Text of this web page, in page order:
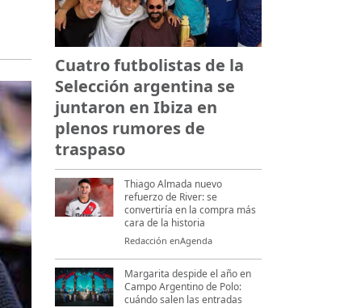
Cuatro futbolistas de la
Selección argentina se
juntaron en Ibiza en
plenos rumores de
traspaso
Thiago Almada nuevo
refuerzo de River: se
convertiría en la compra más
cara de la historia
Redacción enAgenda
Margarita despide el año en
Campo Argentino de Polo:
cuándo salen las entradas